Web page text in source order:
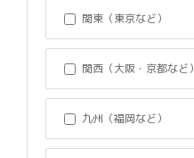
関東（東京など）
関西（大阪・京都など）
九州（福岡など）